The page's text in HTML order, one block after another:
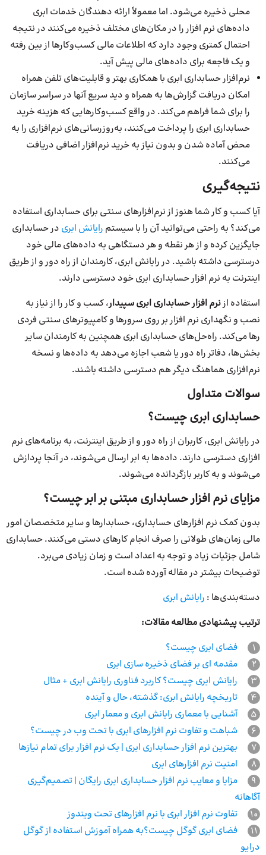
محلی ذخیره می‌شود. اما معمولاً ارائه دهندگان خدمات ابری
داده‌های نرم افزار را در مکان‌های مختلف ذخیره می‌کنند در نتیجه
احتمال کمتری وجود دارد که اطلاعات مالی کسب‌وکارها از بین رفته
و یک فاجعه برای داده‌های مالی پیش آید.
نرم‌افزار حسابداری ابری با همکاری بهتر و قابلیت‌های تلفن همراه
امکان دریافت گزارش‌ها به همراه و دید سریع آنها در سراسر سازمان
را برای شما فراهم می‌کند. در واقع کسب‌وکارهایی که هزینه خرید
حسابداری ابری را پرداخت می‌کنند، به‌روزرسانی‌های نرم‌افزاری را به
محض آماده شدن و بدون نیاز به خرید نرم‌افزار اضافی دریافت
می‌کنند.
نتیجه‌گیری
آیا کسب و کار شما هنوز از نرم‌افزارهای سنتی برای حسابداری استفاده
می‌کند؟ به راحتی می‌توانید آن را با سیستم رایانش ابری در حسابداری
جایگزین کرده و از هر نقطه و هر دستگاهی به داده‌های مالی خود
درسترسی داشته باشید. در رایانش ابری، کارمندان از راه دور و از طریق
اینترنت به نرم افزار حسابداری ابری خود دسترسی دارند.
استفاده ازنرم افزار حسابداری ابری سپیدار، کسب و کار را از نیاز به
نصب و نگهداری نرم افزار بر روی سرورها و کامپیوترهای سنتی فردی
رها می‌کند. راه‌حل‌های حسابداری ابری همچنین به کارمندان سایر
بخش‌ها، دفاتر راه دور یا شعب اجازه می‌دهد به داده‌ها و نسخه
نرم‌افزاری هماهنگ دیگر هم دسترسی داشته باشند.
سوالات متداول
حسابداری ابری چیست؟
در رایانش ابری، کاربران از راه دور و از طریق اینترنت، به برنامه‌های نرم
افزاری دسترسی دارند. داده‌ها به ابر ارسال می‌شوند، در آنجا پردازش
می‌شوند و به کاربر بازگردانده می‌شوند.
مزایای نرم افزار حسابداری مبتنی بر ابر چیست؟
بدون کمک نرم افزارهای حسابداری، حسابدارها و سایر متخصصان امور
مالی زمان‌های طولانی را صرف انجام کارهای دستی می‌کنند. حسابداری
شامل جزئیات زیاد و توجه به اعداد است و زمان زیادی می‌برد.
توضیحات بیشتر در مقاله آورده شده است.
دسته‌بندی‌ها : رایانش ابری
ترتیب پیشنهادی مطالعه مقالات:
1
فضای ابری چیست؟
2
مقدمه ای بر فضای ذخیره سازی ابری
3
رایانش ابری چیست؟ کاربرد فناوری رایانش ابری + مثال
4
تاریخچه رایانش ابری: گذشته، حال و آینده
5
آشنایی با معماری رایانش ابری و معمار ابری
6
شباهت و تفاوت نرم افزارهای ابری با تحت وب در چیست؟
7
بهترین نرم افزار حسابداری ابری | یک نرم افزار برای تمام نیازها
8
امنیت نرم‌ افزارهای ابری
9
مزایا و معایب نرم افزار حسابداری ابری رایگان | تصمیم‌گیری
آگاهانه
10
تفاوت نرم‌ افزار ابری با نرم‌ افزارهای تحت ویندوز
11
فضای ابری گوگل چیست؟به همراه آموزش استفاده از گوگل
درایو